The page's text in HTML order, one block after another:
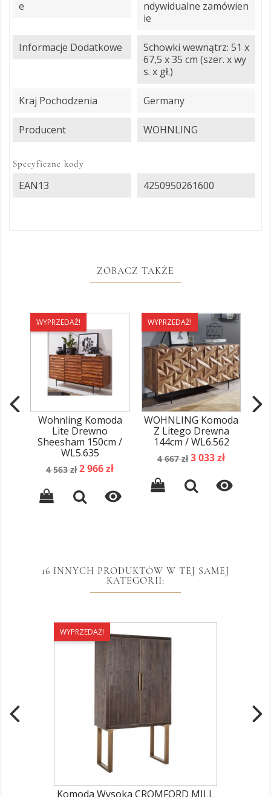
E
ndywidualne zamówien
ie
Informacje Dodatkowe
Schowki wewnątrz: 51 x
67,5 x 35 cm (szer. x wy
s. x gł.)
Kraj Pochodzenia Germany
Producent WOHNLING
Specyficzne kody
EAN13 4250950261600
ZOBACZ TAKŻE
WYPRZEDAŻ!
Wohnling Komoda
Lite Drewno
Sheesham 150cm /
WL5.635
Cena
4 563 zł Cena
2 966 zł

WYPRZEDAŻ!
WOHNLING Komoda
Z Litego Drewna
144cm / WL6.562
Cena
4 667 zł Cena
3 033 zł

16 INNYCH PRODUKTÓW W TEJ SAMEJ
KATEGORII:
WYPRZEDAŻ!
Komoda Wysoka CROMFORD MILL